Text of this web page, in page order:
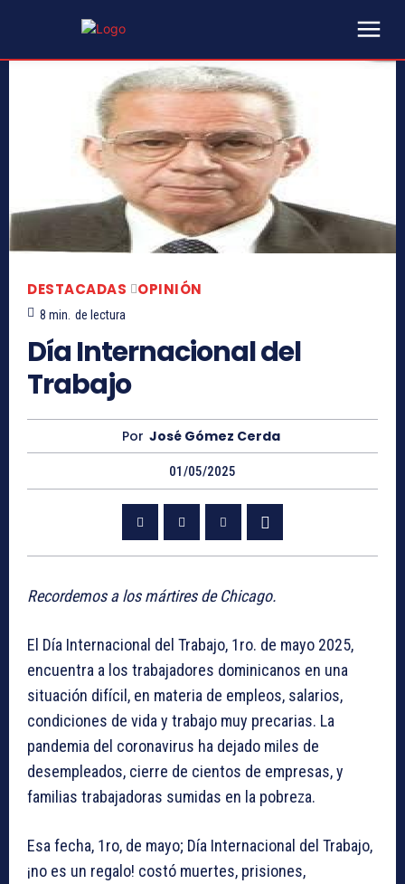
DESTACADAS OPINIÓN
8 min. de lectura
Día Internacional del
Trabajo
Por José Gómez Cerda
01/05/2025
Recordemos a los mártires de Chicago.
El Día Internacional del Trabajo, 1ro. de mayo 2025,
encuentra a los trabajadores dominicanos en una
situación difícil, en materia de empleos, salarios,
condiciones de vida y trabajo muy precarias. La
pandemia del coronavirus ha dejado miles de
desempleados, cierre de cientos de empresas, y
familias trabajadoras sumidas en la pobreza.
Esa fecha, 1ro, de mayo; Día Internacional del Trabajo,
¡no es un regalo! costó muertes, prisiones,